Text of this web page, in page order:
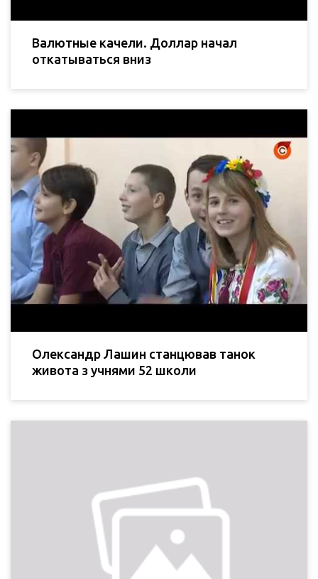
Валютные качели. Доллар начал
откатываться вниз
Олександр Лашин станцював танок
живота з учнями 52 школи